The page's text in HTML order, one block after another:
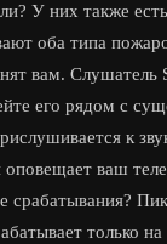
У них также
оба типа
вам. Слушатель
его рядом с
к
ваш
только